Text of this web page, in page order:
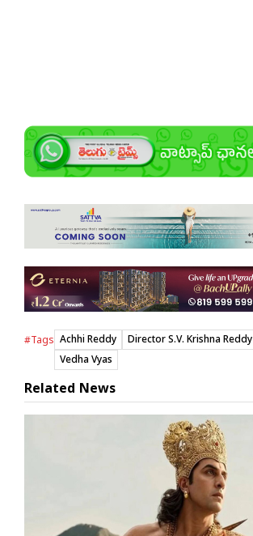
#Tags Achhi Reddy Director S.V. Krishna Reddy
Vedha Vyas
Related News